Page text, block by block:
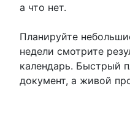
а что нет.
Планируйте
недели смотрите
календарь. Быстрый
документ, а живой